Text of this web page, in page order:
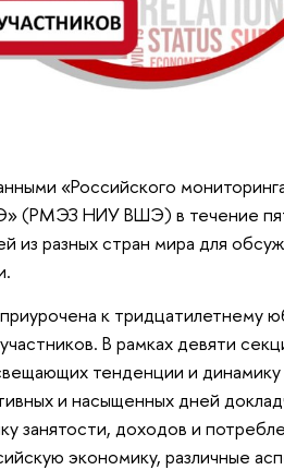
«Российского
(РМЭЗ НИУ ВШЭ) в течение
из разных стран мира для
к
В рамках девяти
тенденции и
и насыщенных дней
занятости, доходов и
экономику, различные